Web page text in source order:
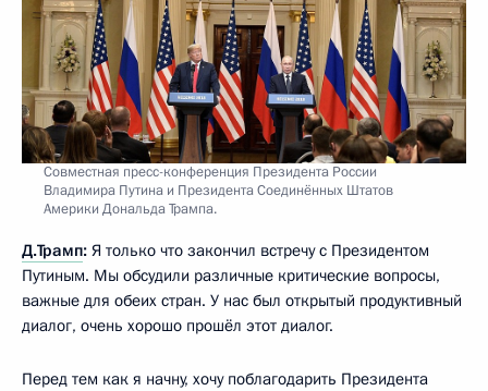
Совместная пресс-конференция Президента России
Владимира Путина и Президента Соединённых Штатов
Америки Дональда Трампа.
Д.Трамп: Я только что закончил встречу с Президентом
Путиным. Мы обсудили различные критические вопросы,
важные для обеих стран. У нас был открытый продуктивный
диалог, очень хорошо прошёл этот диалог.
Перед тем как я начну, хочу поблагодарить Президента